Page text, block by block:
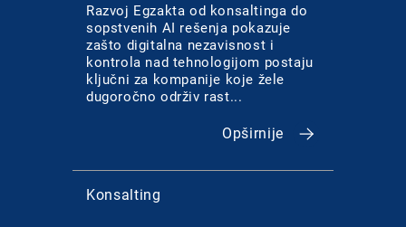
Razvoj Egzakta od konsaltinga do
sopstvenih AI rešenja pokazuje
zašto digitalna nezavisnost i
kontrola nad tehnologijom postaju
ključni za kompanije koje žele
dugoročno održiv rast...
Opširnije
Konsalting